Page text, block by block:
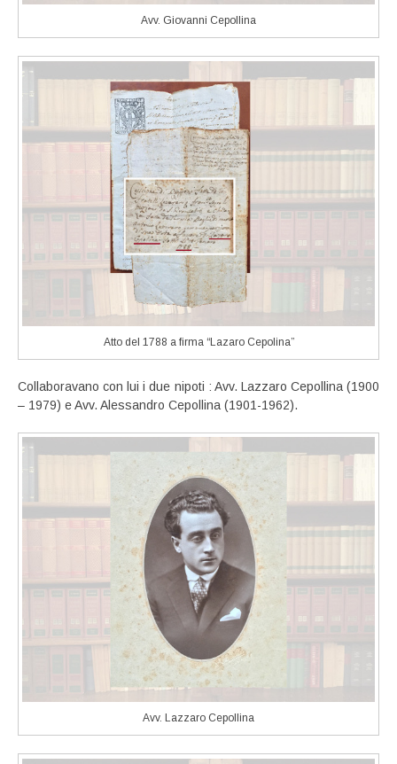
Avv. Giovanni Cepollina
Atto del 1788 a firma “Lazaro Cepolina”
Collaboravano con lui i due nipoti : Avv. Lazzaro Cepollina (1900
– 1979) e Avv. Alessandro Cepollina (1901-1962).
Avv. Lazzaro Cepollina